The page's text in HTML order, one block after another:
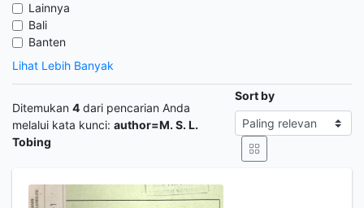
Lainnya
Bali
Banten
Lihat Lebih Banyak
Ditemukan 4 dari pencarian Anda
melalui kata kunci: author=M. S. L.
Tobing
Sort by